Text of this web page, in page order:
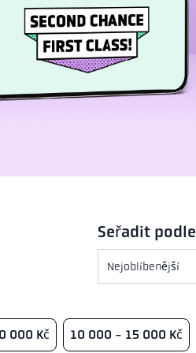
Seřadit podle
000 Kč 10 000 - 15 000 Kč